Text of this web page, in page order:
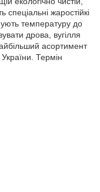
спеціальні жаростійкі
температуру до
дрова, вугілля
асортимент
Термін